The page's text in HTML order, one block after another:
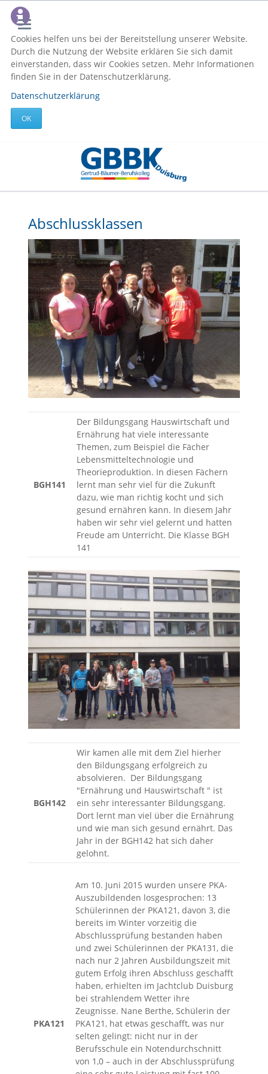
Cookies helfen uns bei der Bereitstellung unserer Website.
Durch die Nutzung der Website erklären Sie sich damit
einverstanden, dass wir Cookies setzen. Mehr Informationen
finden Sie in der Datenschutzerklärung.
Datenschutzerklärung
OK
Abschlussklassen
BGH141
Der Bildungsgang Hauswirtschaft und
Ernährung hat viele interessante
Themen, zum Beispiel die Fächer
Lebensmitteltechnologie und
Theorieproduktion. In diesen Fächern
lernt man sehr viel für die Zukunft
dazu, wie man richtig kocht und sich
gesund ernähren kann. In diesem Jahr
haben wir sehr viel gelernt und hatten
Freude am Unterricht. Die Klasse BGH
141
BGH142
Wir kamen alle mit dem Ziel hierher
den Bildungsgang erfolgreich zu
absolvieren. Der Bildungsgang
"Ernährung und Hauswirtschaft " ist
ein sehr interessanter Bildungsgang.
Dort lernt man viel über die Ernährung
und wie man sich gesund ernährt. Das
Jahr in der BGH142 hat sich daher
gelohnt.
PKA121
Am 10. Juni 2015 wurden unsere PKA-
Auszubildenden losgesprochen: 13
Schülerinnen der PKA121, davon 3, die
bereits im Winter vorzeitig die
Abschlussprüfung bestanden haben
und zwei Schülerinnen der PKA131, die
nach nur 2 Jahren Ausbildungszeit mit
gutem Erfolg ihren Abschluss geschafft
haben, erhielten im Jachtclub Duisburg
bei strahlendem Wetter ihre
Zeugnisse. Nane Berthe, Schülerin der
PKA121, hat etwas geschafft, was nur
selten gelingt: nicht nur in der
Berufsschule ein Notendurchschnitt
von 1,0 – auch in der Abschlussprüfung